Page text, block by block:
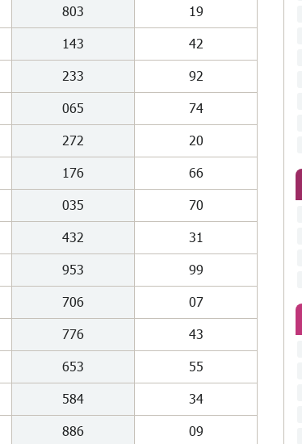
803
19
143
42
233
92
065
74
272
20
176
66
035
70
432
31
953
99
706
07
776
43
653
55
584
34
886
09